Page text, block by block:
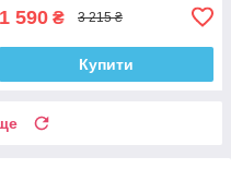
1 590 ₴ 3 215 ₴
Купити